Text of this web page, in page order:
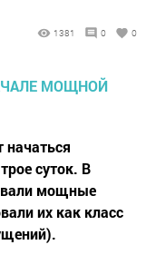
1381 0 0
суток. В
мощные
их как класс